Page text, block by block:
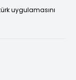
uygulamasını